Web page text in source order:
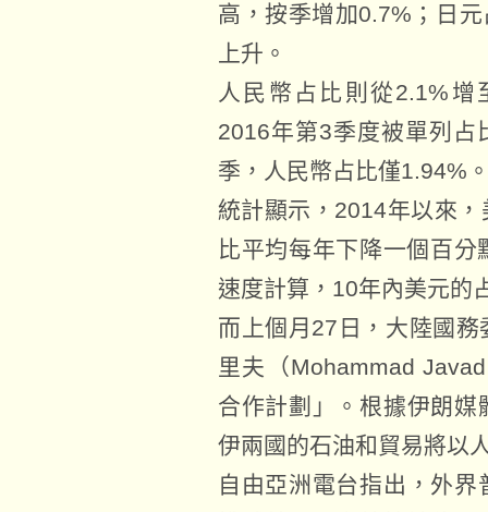
高，按季增加0.7%；日
上升。
人民幣占比則從2.1%
2016年第3季度被單列
季，人民幣占比僅1.94%
統計顯示，2014年以來
比平均每年下降一個百
速度計算，10年內美元的
而上個月27日，大陸國
里夫（Mohammad
合作計劃」。根據伊朗
伊兩國的石油和貿易將以
自由亞洲電台指出，外